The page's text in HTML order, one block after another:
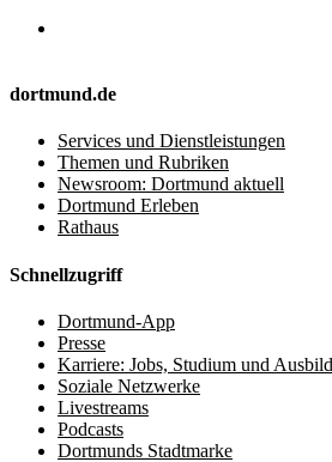
dortmund.de
Services und Dienstleistungen
Themen und Rubriken
Newsroom: Dortmund aktuell
Dortmund Erleben
Rathaus
Schnellzugriff
Dortmund-App
Presse
Karriere: Jobs, Studium und
Soziale Netzwerke
Livestreams
Podcasts
Dortmunds Stadtmarke